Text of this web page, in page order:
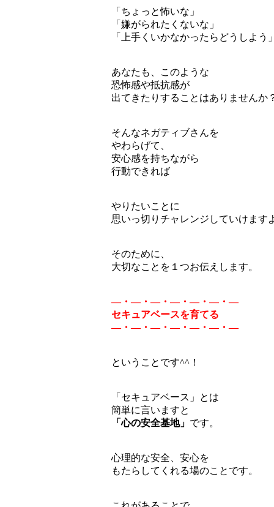
「ちょっと怖いな」
「嫌がられたくないな」
「上手くいかなかったらどうしよう」
あなたも、このような
恐怖感や抵抗感が
出てきたりすることはありませんか
そんなネガティブさんを
やわらげて、
安心感を持ちながら
行動できれば
やりたいことに
思いっ切りチャレンジしていけます
そのために、
大切なことを１つお伝えします。
―・―・―・―・―・―・―
セキュアベースを育てる
―・―・―・―・―・―・―
ということです^^！
「セキュアベース」とは
簡単に言いますと
「心の安全基地」 です。
心理的な安全、安心を
もたらしてくれる場のことです。